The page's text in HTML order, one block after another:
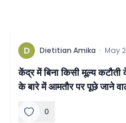
D Dietitian Amika · May
केंद्र में बिना किसी मूल्य
के बारे में आमतौर पर पूछे जाने
0